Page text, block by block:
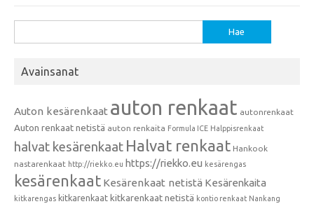
Avainsanat
Auton kesärenkaat auton renkaat autonrenkaat
Auton renkaat netistä auton renkaita Formula ICE Halppisrenkaat
halvat kesärenkaat Halvat renkaat Hankook
nastarenkaat http://riekko.eu https://riekko.eu kesärengas
kesärenkaat Kesärenkaat netistä Kesärenkaita
kitkarengas kitkarenkaat kitkarenkaat netistä kontio renkaat Nankang